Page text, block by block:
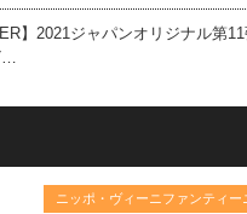
】2021ジャパンオリジナル第
…
ニッポ・ヴィーニファンティー